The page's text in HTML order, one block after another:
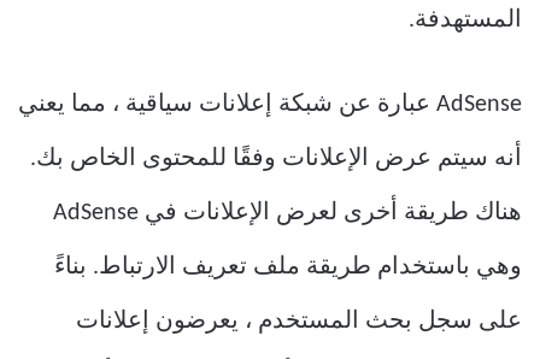
المستهدفة.
AdSense عبارة عن شبكة إعلانات سياقية ، مما يعني
أنه سيتم عرض الإعلانات وفقًا للمحتوى الخاص بك.
هناك طريقة أخرى لعرض الإعلانات في AdSense
وهي باستخدام طريقة ملف تعريف الارتباط. بناءً
على سجل بحث المستخدم ، يعرضون إعلانات